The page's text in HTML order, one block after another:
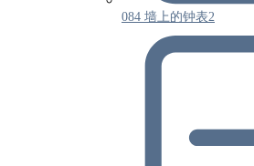
084 墙上的钟表2